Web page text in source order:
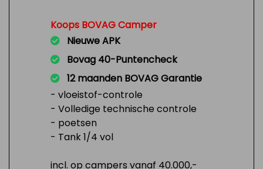
Koops BOVAG Camper
Nieuwe APK
Bovag 40-Puntencheck
12 maanden BOVAG Garantie
- vloeistof-controle
- Volledige technische controle
- poetsen
- Tank 1/4 vol
incl. op campers vanaf 40.000,-